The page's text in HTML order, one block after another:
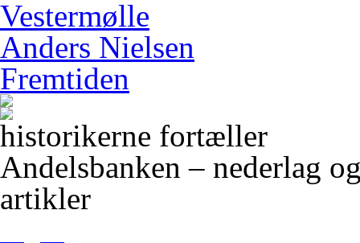
Vestermølle
Anders Nielsen
Fremtiden
historikerne fortæller
Andelsbanken – nederlag
artikler